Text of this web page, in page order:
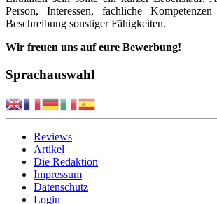
Person, Interessen, fachliche
Beschreibung sonstiger Fähigkeiten.
Wir freuen uns auf eure Bewerbung!
Sprachauswahl
Reviews
Artikel
Die Redaktion
Impressum
Datenschutz
Login